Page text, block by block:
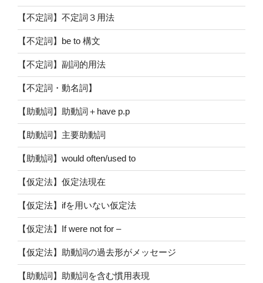
【不定詞】不定詞３用法
【不定詞】be to 構文
【不定詞】副詞的用法
【不定詞・動名詞】
【助動詞】助動詞＋have p.p
【助動詞】主要助動詞
【助動詞】would often/used to
【仮定法】仮定法現在
【仮定法】ifを用いない仮定法
【仮定法】If were not for –
【仮定法】助動詞の過去形がメッセージ
【助動詞】助動詞を含む慣用表現